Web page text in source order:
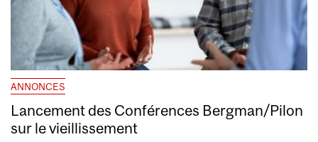
ANNONCES
Lancement des Conférences Bergman/Pilon
sur le vieillissement